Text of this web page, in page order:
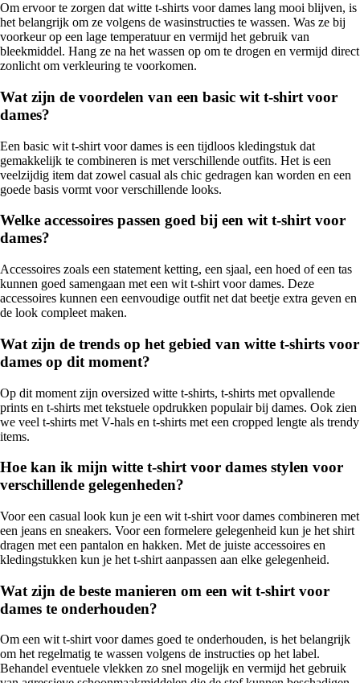
Om ervoor te zorgen dat witte t-shirts voor dames lang mooi blijven, is
het belangrijk om ze volgens de wasinstructies te wassen. Was ze bij
voorkeur op een lage temperatuur en vermijd het gebruik van
bleekmiddel. Hang ze na het wassen op om te drogen en vermijd direct
zonlicht om verkleuring te voorkomen.
Wat zijn de voordelen van een basic wit t-shirt voor
dames?
Een basic wit t-shirt voor dames is een tijdloos kledingstuk dat
gemakkelijk te combineren is met verschillende outfits. Het is een
veelzijdig item dat zowel casual als chic gedragen kan worden en een
goede basis vormt voor verschillende looks.
Welke accessoires passen goed bij een wit t-shirt voor
dames?
Accessoires zoals een statement ketting, een sjaal, een hoed of een tas
kunnen goed samengaan met een wit t-shirt voor dames. Deze
accessoires kunnen een eenvoudige outfit net dat beetje extra geven en
de look compleet maken.
Wat zijn de trends op het gebied van witte t-shirts voor
dames op dit moment?
Op dit moment zijn oversized witte t-shirts, t-shirts met opvallende
prints en t-shirts met tekstuele opdrukken populair bij dames. Ook zien
we veel t-shirts met V-hals en t-shirts met een cropped lengte als trendy
items.
Hoe kan ik mijn witte t-shirt voor dames stylen voor
verschillende gelegenheden?
Voor een casual look kun je een wit t-shirt voor dames combineren met
een jeans en sneakers. Voor een formelere gelegenheid kun je het shirt
dragen met een pantalon en hakken. Met de juiste accessoires en
kledingstukken kun je het t-shirt aanpassen aan elke gelegenheid.
Wat zijn de beste manieren om een wit t-shirt voor
dames te onderhouden?
Om een wit t-shirt voor dames goed te onderhouden, is het belangrijk
om het regelmatig te wassen volgens de instructies op het label.
Behandel eventuele vlekken zo snel mogelijk en vermijd het gebruik